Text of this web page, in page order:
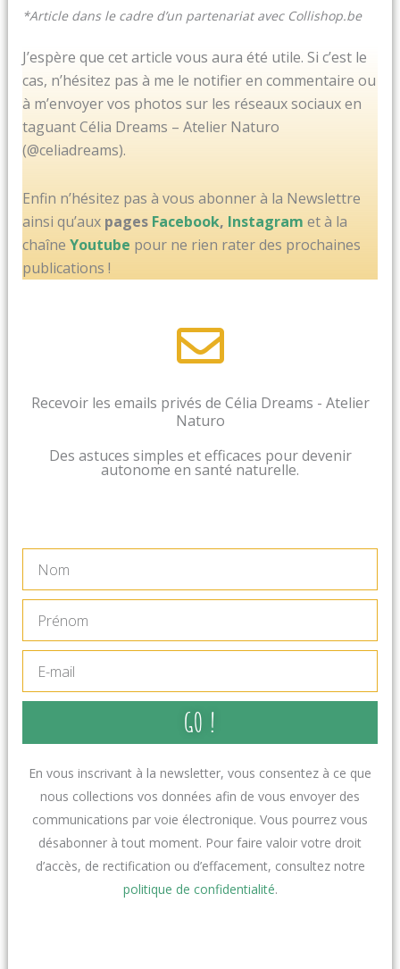
*Article dans le cadre d’un partenariat avec Collishop.be
J’espère que cet article vous aura été utile. Si c’est le
cas, n’hésitez pas à me le notifier en commentaire ou
à m’envoyer vos photos sur les réseaux sociaux en
taguant Célia Dreams – Atelier Naturo
(@celiadreams).
Enfin n’hésitez pas à vous abonner à la Newslettre
ainsi qu’aux pages Facebook, Instagram et à la
chaîne Youtube pour ne rien rater des prochaines
publications !
Recevoir les emails privés de Célia Dreams - Atelier
Naturo
Des astuces simples et efficaces pour devenir
autonome en santé naturelle.
GO !
En vous inscrivant à la newsletter, vous consentez à ce que
nous collections vos données afin de vous envoyer des
communications par voie électronique. Vous pourrez vous
désabonner à tout moment. Pour faire valoir votre droit
d’accès, de rectification ou d’effacement, consultez notre
politique de confidentialité.